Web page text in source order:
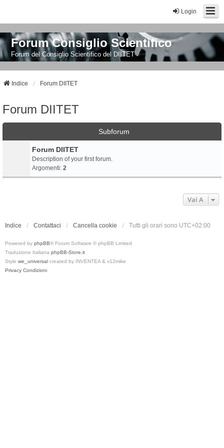
Login
Forum Consiglio Scientifico
Forum del Consiglio Scientifico del DIITET
Indice Forum DIITET
Forum DIITET
Subforum
Forum DIITET
Description of your first forum.
Argomenti: 2
Vai A
Indice Contattaci Cancella cookie Tutti gli orari sono UTC+02:00
Powered by phpBB® Forum Software © phpBB Limited
Traduzione Italiana phpBB-Store.it
Style we_universal created by INVENTEA & v12mike
Privacy Condizioni